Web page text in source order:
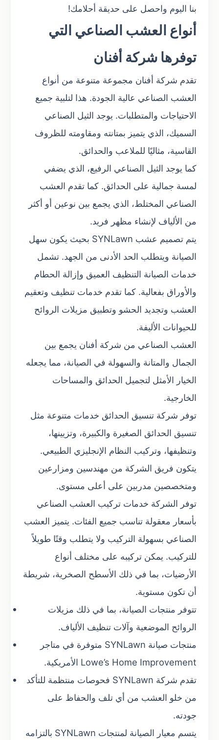
بنا اليوم واحصل على حديقة أحلامك!
أنواع العشب الصناعي التي
توفرها شركة أفنان
تقدم شركة أفنان مجموعة متنوعة من أنواع
العشب الصناعي عالية الجودة. هذا لتلبية جميع
الاحتياجات والمتطلبات. يوجد الثيل الصناعي
السميك، الذي يتميز بمتانته ومقاومته للظروف
القاسية، مثاليًا للملاعب والحدائق.
كما يوجد الثيل الصناعي الرفيع، الذي يضفي
لمسة جمالية على الحدائق. كما تقدم العشب
الصناعي المختلط، الذي يجمع بين نوعين أو أكثر
من الألياف لإنشاء مظهر فريد.
يتم تصميم عشب SYNLawn بحيث يكون سهل
الصيانة ويتطلب الحد الأدنى من الجهد. تشمل
خدمات الصيانة التنظيف العميق وإزالة الحطام
والأوراق بفعالية. كما تقدم خدمات تنظيف وتعقيم
العشب وتجديد الحشو وتطبيق مزيلات الروائح
للحيوانات الأليفة.
العشب الصناعي من شركة أفنان يجمع بين
الجمال والمتانة والسهولة في الصيانة، مما يجعله
الخيار الأمثل لتجميل الحدائق والمساحات
الخارجية.
توفر شركة تنسيق الحدائق خدمات متنوعة مثل
تنسيق الحدائق الصغيرة والكبيرة، وتزيينها،
وتنظيفها، وتركيب النظام الإنجليزي الطبيعي.
يتكون فريق الشركة من مهندسين ومزارعين
ومتخصصين مدربين على أعلى مستوى.
توفر الشركة خدمات تركيب العشب الصناعي
بأسعار معقولة تناسب جميع الفئات. يتميز العشب
الصناعي بسهولة التركيب ولا يتطلب وقتًا طويلاً
للتركيب. يمكن تركيبه على مختلف أنواع
الأرضيات، بما في ذلك الأسطح الصخرية، شريطة
أن تكون مستوية.
تتوفر منتجات الصيانة، بما في ذلك مزيلات
الروائح الموضعية وآلات تنظيف الألياف.
منتجات صيانة SYNLawn متوفرة في متاجر
Lowe’s Home Improvement الأمريكية.
تقدم شركة SYNLawn فحوصات منتظمة للتأكد
من خلو العشب من أي تلف والحفاظ على
جودته.
يتسم معيار الصيانة لمنتجات SYNLawn بالتزامه